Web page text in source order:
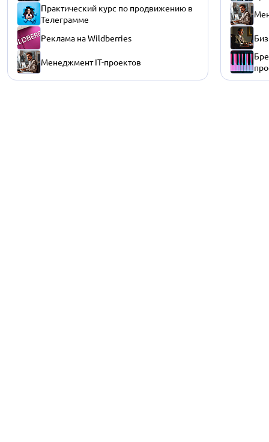
Практический курс по продвижению в
Телеграмме
Реклама на Wildberries
Менеджмент IT-проектов